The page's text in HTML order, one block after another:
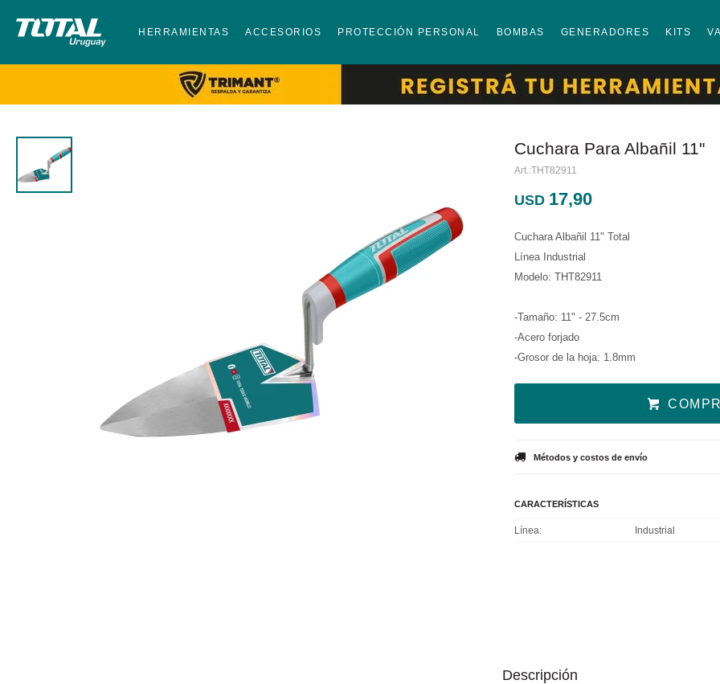
HERRAMIENTAS ACCESORIOS PROTECCIÓN PERSONAL BOMBAS GENERADORES KITS
Cuchara Para Albañil 11"
THT82911
USD 17,90
Cuchara Albañil 11" Total
Línea Industrial
Modelo: THT82911
-Tamaño: 11" - 27.5cm
-Acero forjado
-Grosor de la hoja: 1.8mm
Métodos y costos de envío
CARACTERÍSTICAS
Línea Industrial
Descripción